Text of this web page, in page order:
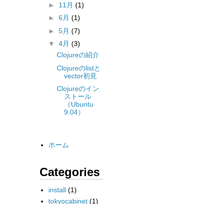
► 11月 (1)
► 6月 (1)
► 5月 (7)
▼ 4月 (3)
Clojureの紹介
Clojureのlistと
vector初見
Clojureのイン
ストール
（Ubuntu
9.04）
ホーム
Categories
install (1)
tokyocabinet (1)